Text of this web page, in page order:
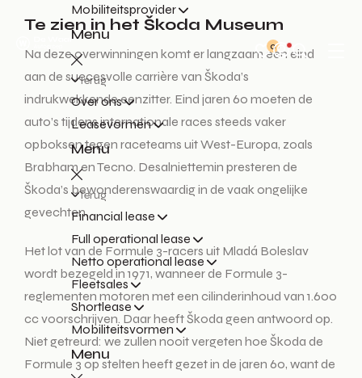
Mobiliteitsprovider
Menu
Terug
Over ons
Leasevormen
Menu
Terug
Financial lease
Full operational lease
Netto operational lease
Fleetsales
Shortlease
Mobiliteitsvormen
Menu
0
Te zien in het Škoda Museum
Na deze overwinningen komt er langzaam een eind
aan de succesvolle carrière van Škoda’s
indrukwekkende eenzitter. Eind jaren 60 moeten de
auto’s tijdens internationale races steeds vaker
opboksen tegen raceteams uit West-Europa, zoals
Brabham en Tecno. Desalniettemin presteren de
Škoda’s bewonderenswaardig in de vaak ongelijke
gevechten.
Het lot van de Formule 3-racers uit Mladá Boleslav
wordt bezegeld in 1971, wanneer de Formule 3-
reglementen motoren met een cilinderinhoud van 1.600
cc voorschrijven. Daar heeft Škoda geen antwoord op.
Niet getreurd: we zullen nooit vergeten hoe Škoda de
Formule 3 op stelten heeft gezet in de jaren 60, want de